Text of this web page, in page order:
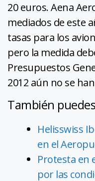
20 euros. Aena
mediados de este
tasas para los
pero la medida
Presupuestos
2012 aún no se
También
Helisswiss
en el
Protesta en
por las